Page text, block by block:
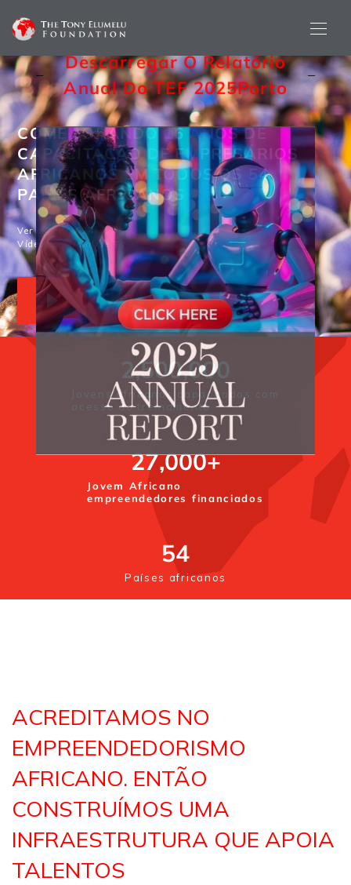
COMEMORANDO 16 ANOS DE
CAPACITAÇÃO DE EMPRESÁRIOS
AFRICANOS EM TODOS OS 54
PAÍSES AFRICANOS
Ver o TEF 2024
Vídeo comercial de TV
Jovens africanos capacitados com
acesso ao treinamento
2,500,000
Jovem Africano
empreendedores financiados
27,000+
Países africanos
54
ACREDITAMOS NO
EMPREENDEDORISMO
AFRICANO. ENTÃO
CONSTRUÍMOS UMA
INFRAESTRUTURA QUE APOIA
TALENTOS
Descarregar O Relatório
Anual Do TEF 2025Porto